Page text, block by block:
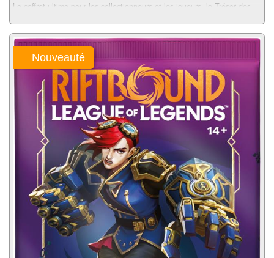
Le coffret ultime pour les collectionneurs et les joueurs, le Trésor des
séparateurs de cartes pour garder vos cartes Disney Lorcana TCG en
toute sécurité et organisé par encre....
Nouveauté